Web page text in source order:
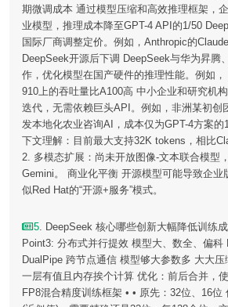
期微调成本 通过模型压缩和高效推理框架，
业模型，推理成本降至GPT-4 API的1/50
国际厂商调整定价。例如，Anthropic的
DeepSeek开源后下调 DeepSeek与华为昇腾
作，优化模型在国产硬件的推理性能。例如
910上的吞吐量比A100高 中小企业和研究机
迭代，无需依赖巨头API。例如，非洲某初创
发本地化农业咨询AI，成本仅为GPT-4方案
下文理解：目前最大支持32K tokens，相比
2. 多模态扩展：尚未开放图像-文本联合模型
Gemini。 商业化平衡 开源模型可能导致企业
似Red Hat的“开源+服务”模式。
5. DeepSeek 核心哪些创新大幅降低训练
Point3: 分布式并行提效 模型大、数全、偏科
DualPipe 跨节点通信 模型够大参数多 大大压
一层有值且内存挨个计算 优化：前后合并，
FP8混合精度训练框架 • • 原先：32位、16位